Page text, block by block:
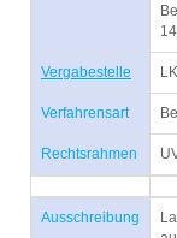
Vergabestelle
Verfahrensart
Rechtsrahmen
Ausschreibung